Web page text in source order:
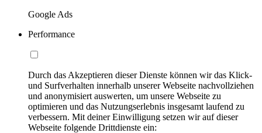
Google Ads
Performance
Durch das Akzeptieren dieser Dienste können wir das Klick-
und Surfverhalten innerhalb unserer Webseite nachvollziehen
und anonymisiert auswerten, um unsere Webseite zu
optimieren und das Nutzungserlebnis insgesamt laufend zu
verbessern. Mit deiner Einwilligung setzen wir auf dieser
Webseite folgende Drittdienste ein: